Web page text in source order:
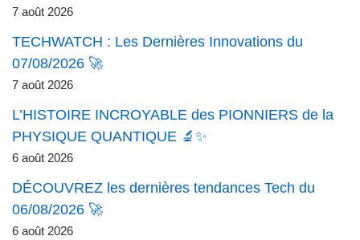
7 août 2026
TECHWATCH : Les Dernières Innovations du
07/08/2026 🚀
7 août 2026
L’HISTOIRE INCROYABLE des PIONNIERS de la
PHYSIQUE QUANTIQUE 🔬✨
6 août 2026
DÉCOUVREZ les dernières tendances Tech du
06/08/2026 🚀
6 août 2026